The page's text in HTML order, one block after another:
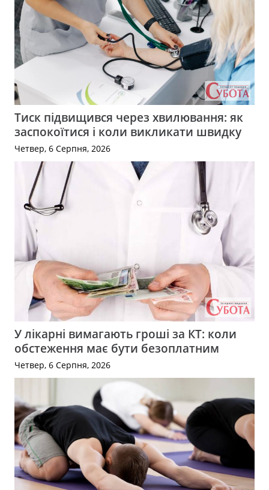
Тиск підвищився через хвилювання: як
заспокоїтися і коли викликати швидку
Четвер, 6 Серпня, 2026
У лікарні вимагають гроші за КТ: коли
обстеження має бути безоплатним
Четвер, 6 Серпня, 2026